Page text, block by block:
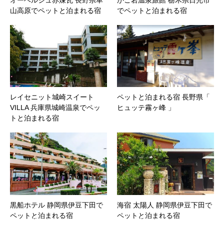
山高原でペットと泊まれる宿
でペットと泊まれる宿
レイセニット城崎スイート
VILLA 兵庫県城崎温泉でペッ
トと泊まれる宿
ペットと泊まれる宿 長野県「
ヒュッテ霧ヶ峰 」
黒船ホテル 静岡県伊豆下田で
ペットと泊まれる宿
海宿 太陽人 静岡県伊豆下田で
ペットと泊まれる宿